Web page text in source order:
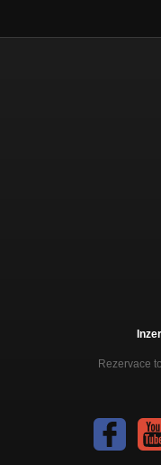
Rezervace